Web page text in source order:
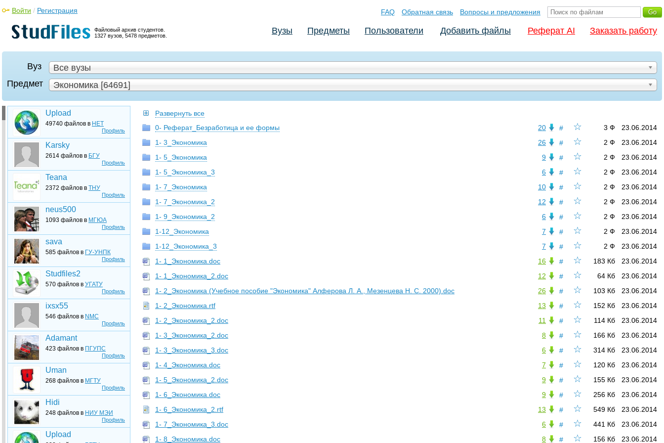
Файловый архив студентов.
1327 вузов, 5478 предметов.
Войти / Регистрация FAQ Обратная связь Вопросы и предложения
Вузы Предметы Пользователи Добавить файлы Реферат AI Заказать работу
Вуз
Все вузы
Предмет
Экономика [64691]
Профиль
Upload
49740 файлов в НЕТ
Профиль
Karsky
2614 файлов в БГУ
Профиль
Teana
2372 файлов в ТНУ
Профиль
neus500
1093 файлов в МГЮА
Профиль
sava
585 файлов в ГУ-УНПК
Профиль
Studfiles2
570 файлов в УГАТУ
Профиль
ixsx55
546 файлов в NMC
Профиль
Adamant
423 файлов в ПГУПС
Профиль
Uman
268 файлов в МГТУ
Профиль
Hidi
248 файлов в НИУ МЭИ
Upload
Развернуть все
☆
# 23.06.2014
3 Ф
20
0- Реферат_Безработица и ее формы
☆
# 23.06.2014
2 Ф
26
1- 3_Экономика
☆
# 23.06.2014
2 Ф
9
1- 5_Экономика
☆
# 23.06.2014
2 Ф
6
1- 5_Экономика_3
☆
# 23.06.2014
2 Ф
10
1- 7_Экономика
☆
# 23.06.2014
2 Ф
12
1- 7_Экономика_2
☆
# 23.06.2014
2 Ф
6
1- 9_Экономика_2
☆
# 23.06.2014
2 Ф
7
1-12_Экономика
☆
# 23.06.2014
2 Ф
7
1-12_Экономика_3
☆
# 23.06.2014
183 Кб
16
1- 1_Экономика.doc
☆
# 23.06.2014
64 Кб
12
1- 1_Экономика_2.doc
☆
# 23.06.2014
103 Кб
26
1- 2_Экономика (Учебное пособие "Экономика" Алферова Л. А., Мезенцева Н. С. 2000).doc
☆
# 23.06.2014
152 Кб
13
1- 2_Экономика.rtf
☆
# 23.06.2014
114 Кб
11
1- 2_Экономика_2.doc
☆
# 23.06.2014
166 Кб
8
1- 3_Экономика_2.doc
☆
# 23.06.2014
314 Кб
6
1- 3_Экономика_3.doc
☆
# 23.06.2014
120 Кб
7
1- 4_Экономика.doc
☆
# 23.06.2014
155 Кб
9
1- 5_Экономика_2.doc
☆
# 23.06.2014
256 Кб
9
1- 6_Экономика.doc
☆
# 23.06.2014
549 Кб
13
1- 6_Экономика_2.rtf
☆
# 23.06.2014
441 Кб
6
1- 7_Экономика_3.doc
☆
# 23.06.2014
156 Кб
8
1- 8_Экономика.doc